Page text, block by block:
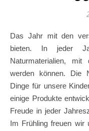
Das Jahr mit den verschiedenen Jahreszeiten hat viel zu
bieten. In jeder
Naturmaterialien, mit
werden können. Die
Dinge für unsere
einige Produkte
Freude in jeder
Im Frühling freuen wir